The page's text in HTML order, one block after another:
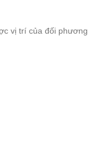
vị trí của đối phương